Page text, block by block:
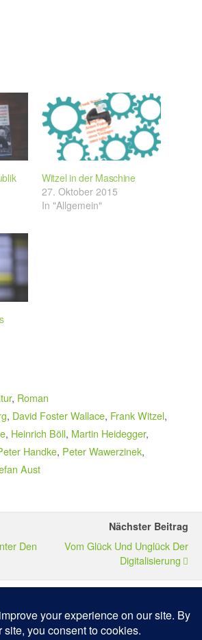
Witzel in der Maschine
27. Oktober 2015
In "Allgemein"
, Roman
, David Foster Wallace, Frank Witzel,
, Heinrich Böll, Martin Heidegger,
Handke, Peter Wawerzinek,
Aust
Den
Nächster Beitrag
Vom Glück Und Unglück Der
Digitalisierung
Zum Seitenanfang